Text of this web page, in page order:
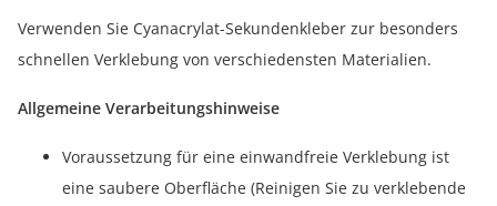
Verwenden Sie Cyanacrylat-Sekundenkleber zur besonders
schnellen Verklebung von verschiedensten Materialien.
Allgemeine Verarbeitungshinweise
Voraussetzung für eine einwandfreie Verklebung ist
eine saubere Oberfläche (Reinigen Sie zu verklebende